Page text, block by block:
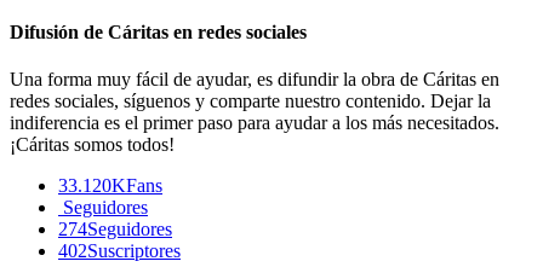
Difusión de Cáritas en redes sociales
Una forma muy fácil de ayudar, es difundir la obra de Cáritas en
redes sociales, síguenos y comparte nuestro contenido. Dejar la
indiferencia es el primer paso para ayudar a los más necesitados.
¡Cáritas somos todos!
33.120KFans
Seguidores
274Seguidores
402Suscriptores